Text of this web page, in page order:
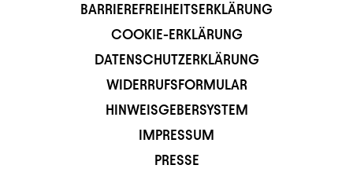
BARRIEREFREIHEITSERKLÄRUNG
COOKIE-ERKLÄRUNG
DATENSCHUTZERKLÄRUNG
WIDERRUFSFORMULAR
HINWEISGEBERSYSTEM
IMPRESSUM
PRESSE